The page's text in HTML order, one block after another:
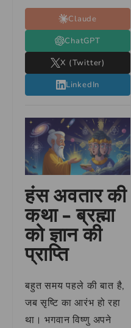
Claude
ChatGPT
X (Twitter)
LinkedIn
हंस अवतार की
कथा – ब्रह्मा
को ज्ञान की
प्राप्ति
बहुत समय पहले की बात है,
जब सृष्टि का आरंभ हो रहा
था। भगवान विष्णु अपने